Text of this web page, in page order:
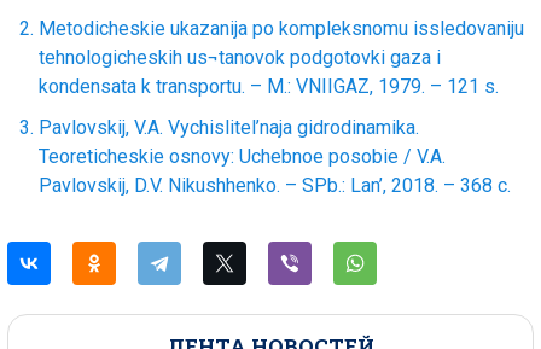
Metodicheskie ukazanija po kompleksnomu issledovaniju
tehnologicheskih us¬tanovok podgotovki gaza i
kondensata k transportu. – M.: VNIIGAZ, 1979. – 121 s.
Pavlovskij, V.A. Vychislitel’naja gidrodinamika.
Teoreticheskie osnovy: Uchebnoe posobie / V.A.
Pavlovskij, D.V. Nikushhenko. – SPb.: Lan’, 2018. – 368 c.